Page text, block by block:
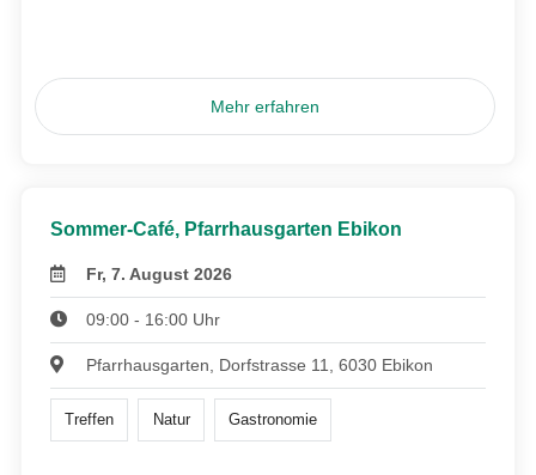
Mehr erfahren
Sommer-Café, Pfarrhausgarten Ebikon
Fr, 7. August 2026
09:00 - 16:00 Uhr
Pfarrhausgarten, Dorfstrasse 11, 6030 Ebikon
Treffen Natur Gastronomie